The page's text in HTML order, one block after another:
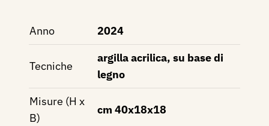
Anno 2024
Tecniche
argilla acrilica, su base di
legno
Misure (H x
B)
cm 40x18x18